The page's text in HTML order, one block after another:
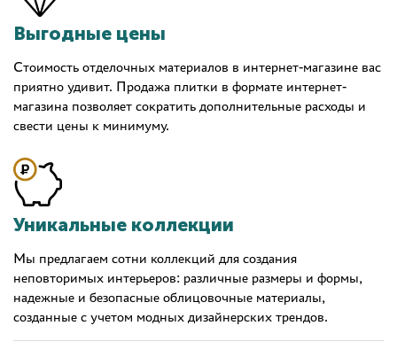
Выгодные цены
Стоимость отделочных материалов в интернет-магазине вас
приятно удивит. Продажа плитки в формате интернет-
магазина позволяет сократить дополнительные расходы и
свести цены к минимуму.
Уникальные коллекции
Мы предлагаем сотни коллекций для создания
неповторимых интерьеров: различные размеры и формы,
надежные и безопасные облицовочные материалы,
созданные с учетом модных дизайнерских трендов.